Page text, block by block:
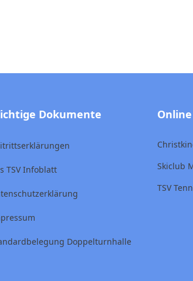
Dokumente
TSV Infoblatt
Doppelturnhalle
Skiclub
TSV